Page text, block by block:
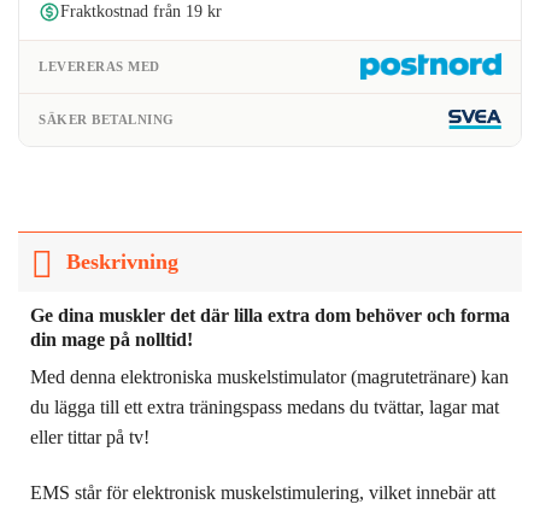
Fraktkostnad från 19 kr
LEVERERAS MED
SÄKER BETALNING
Beskrivning
Ge dina muskler det där lilla extra dom behöver och forma
din mage på nolltid!
Med denna elektroniska muskelstimulator (magrutetränare) kan
du lägga till ett extra träningspass medans du tvättar, lagar mat
eller tittar på tv!
EMS står för elektronisk muskelstimulering, vilket innebär att